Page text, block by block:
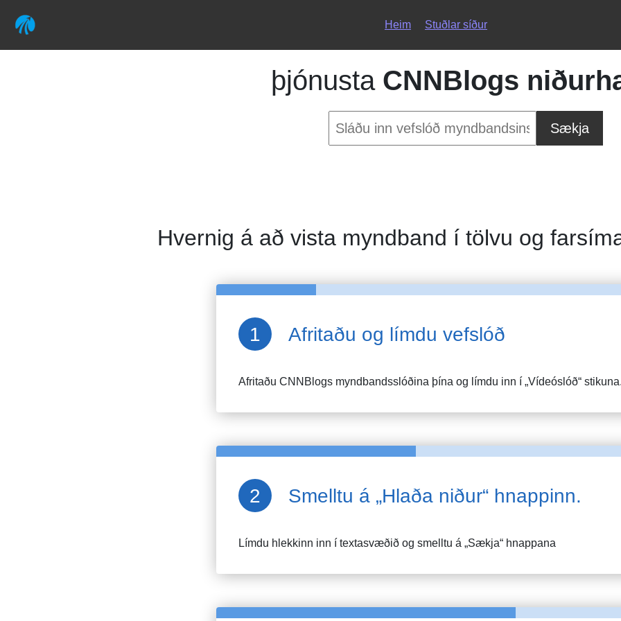
Heim Stuðlar síður
þjónusta CNNBlogs
Sækja
Hvernig á að vista myndband í tölvu og
Afritaðu og límdu vefslóð
Afritaðu CNNBlogs myndbandsslóðina þína og límdu inn í „Vídeóslóð“
Smelltu á „Hlaða niður“ hnappinn.
Límdu hlekkinn inn í textasvæðið og smelltu á „Sækja“ hnappana